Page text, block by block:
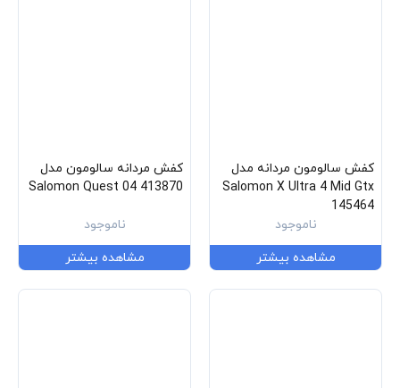
کفش سالومون مردانه مدل
Salomon X Ultra 4 Mid Gtx
145464
ناموجود
مشاهده بیشتر
کفش مردانه سالومون مدل
Salomon Quest 04 413870
ناموجود
مشاهده بیشتر